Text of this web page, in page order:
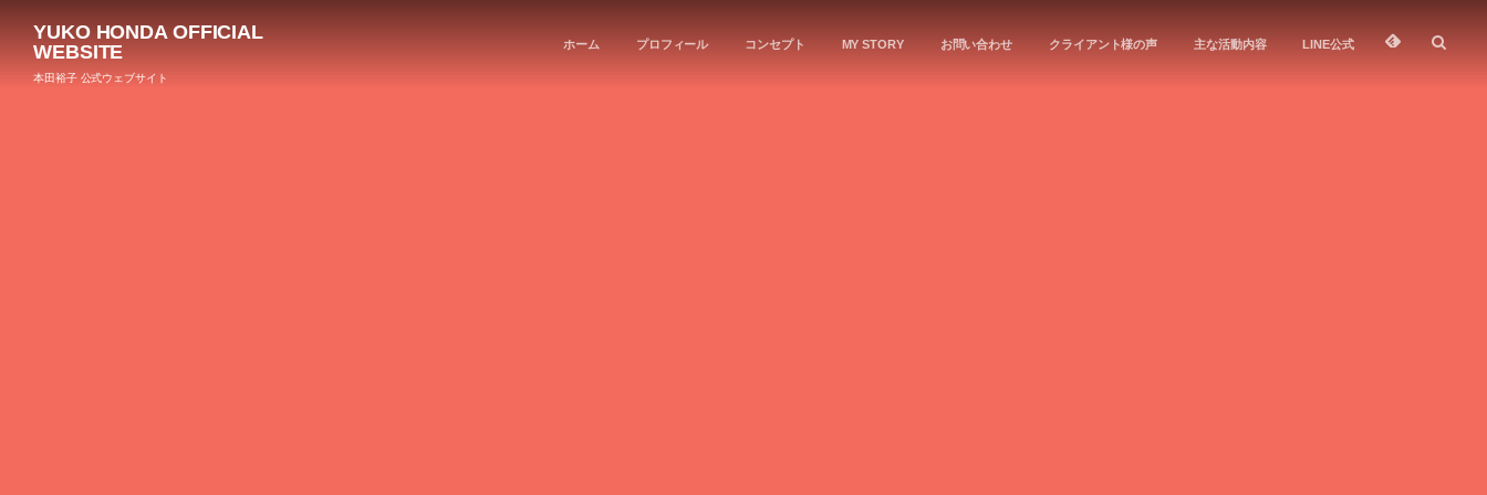
YUKO HONDA OFFICIAL
WEBSITE
本田裕子 公式ウェブサイト
ホーム プロフィール コンセプト MY STORY お問い合わせ クライアント様の声 主な活動内容 LINE公式